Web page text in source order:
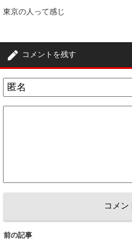
東京の人って感じ
コメントを残す
前の記事